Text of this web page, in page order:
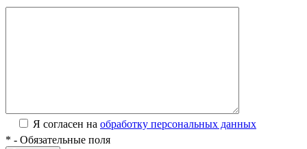
Я согласен на обработку персональных данных
* - Обязательные поля